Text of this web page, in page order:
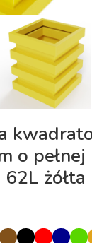
o pełnej
żółta